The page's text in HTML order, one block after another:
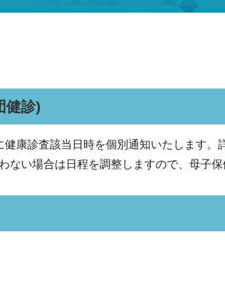
健診)
康診査該当日時を個別通知いたします。
ない場合は日程を調整しますので、母子